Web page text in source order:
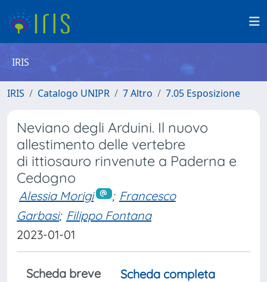
IRIS
IRIS Catalogo UNIPR 7 Altro 7.05 Esposizione
Neviano degli Arduini. Il nuovo
allestimento delle vertebre
di ittiosauro rinvenute a Paderna e
Cedogno
Alessia Morigi ; Francesco
Garbasi; Filippo Fontana
2023-01-01
Scheda breve
Scheda completa